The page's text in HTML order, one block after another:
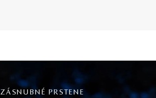
ZÁSNUBNÉ PRSTENE